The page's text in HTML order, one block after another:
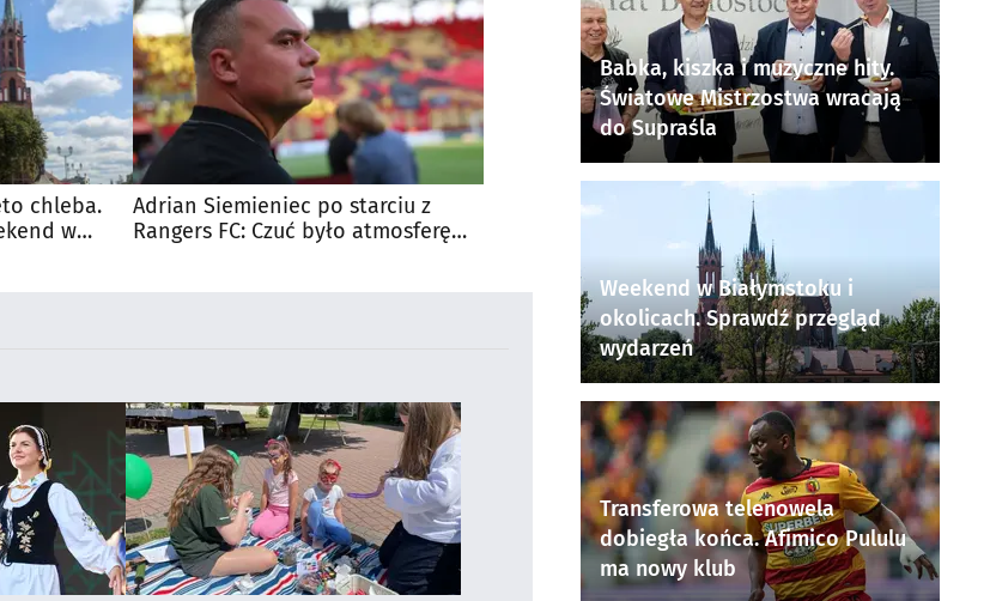
chleba.
w
Adrian Siemieniec po starciu z
Rangers FC: Czuć było atmosferę
Babka, kiszka i muzyczne hity.
Światowe Mistrzostwa wracają
do Supraśla
Weekend w Białymstoku i
okolicach. Sprawdź przegląd
wydarzeń
Transferowa telenowela
dobiegła końca. Afimico Pululu
ma nowy klub